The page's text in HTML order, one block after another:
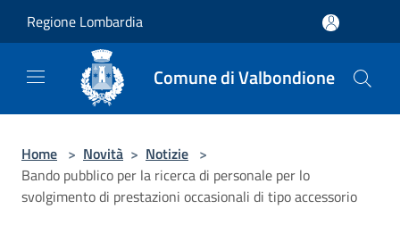
Regione Lombardia
Comune di Valbondione
Home > Novità > Notizie >
Bando pubblico per la ricerca di personale per lo
svolgimento di prestazioni occasionali di tipo accessorio